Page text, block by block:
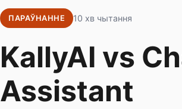
ПАРАЎНАННЕ 10 хв чытання
KallyAI vs
Assistant